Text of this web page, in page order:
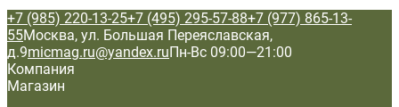
+7 (985) 220-13-25+7 (495) 295-57-88+7 (977) 865-13-
55Москва, ул. Большая Переяславская,
д.9micmag.ru@yandex.ruПн-Вс 09:00—21:00
Компания
Магазин